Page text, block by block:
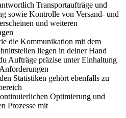
Transportaufträge und
sowie Kontrolle von Versand- und
und weiteren
die Kommunikation mit dem
liegen in deiner Hand
Aufträge präzise unter Einhaltung
Statistiken gehört ebenfalls zu
Optimierung und
Prozesse mit